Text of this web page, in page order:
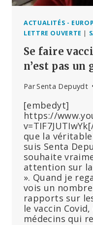
ACTUALITÉS -
LETTRE OUVERTE |
Se faire
n’est pas
ParSenta Depuydt
[embedyt]
https://
que la
suis Senta
souhaite
attention sur
». Quand je
vois un
rapports sur
le vaccin
médecins qui